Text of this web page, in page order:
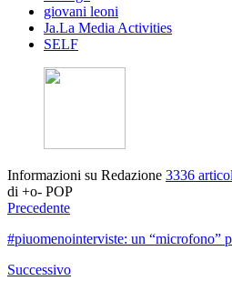
giovani leoni
Ja.La Media Activities
SELF
Informazioni su Redazione 3336
di +o- POP
Precedente
#piuomenointerviste: un “microfono”
Successivo